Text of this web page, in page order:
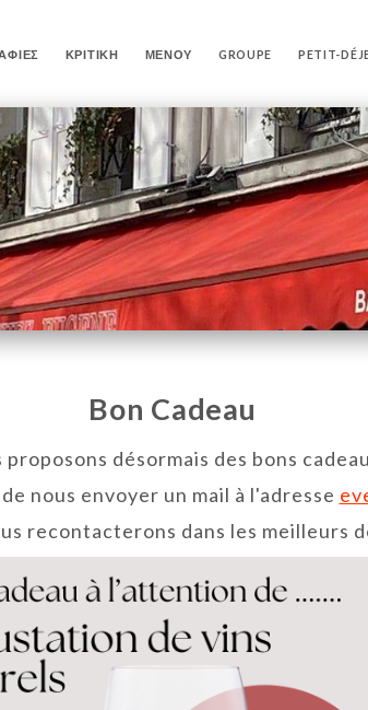
ΚΡΙΤΙΚΉ ΜΕΝΟΎ GROUPE PETIT-
Bon Cadeau
proposons désormais des bons
nous envoyer un mail à l'adresse
recontacterons dans les meilleurs